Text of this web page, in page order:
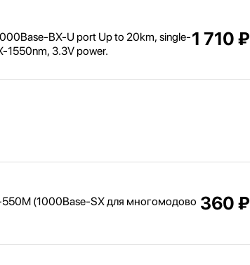
BX-U port Up to 20km, single-
1550nm, 3.3V power.
1 710 ₽
(1000Base-SX для многомодово 360 ₽